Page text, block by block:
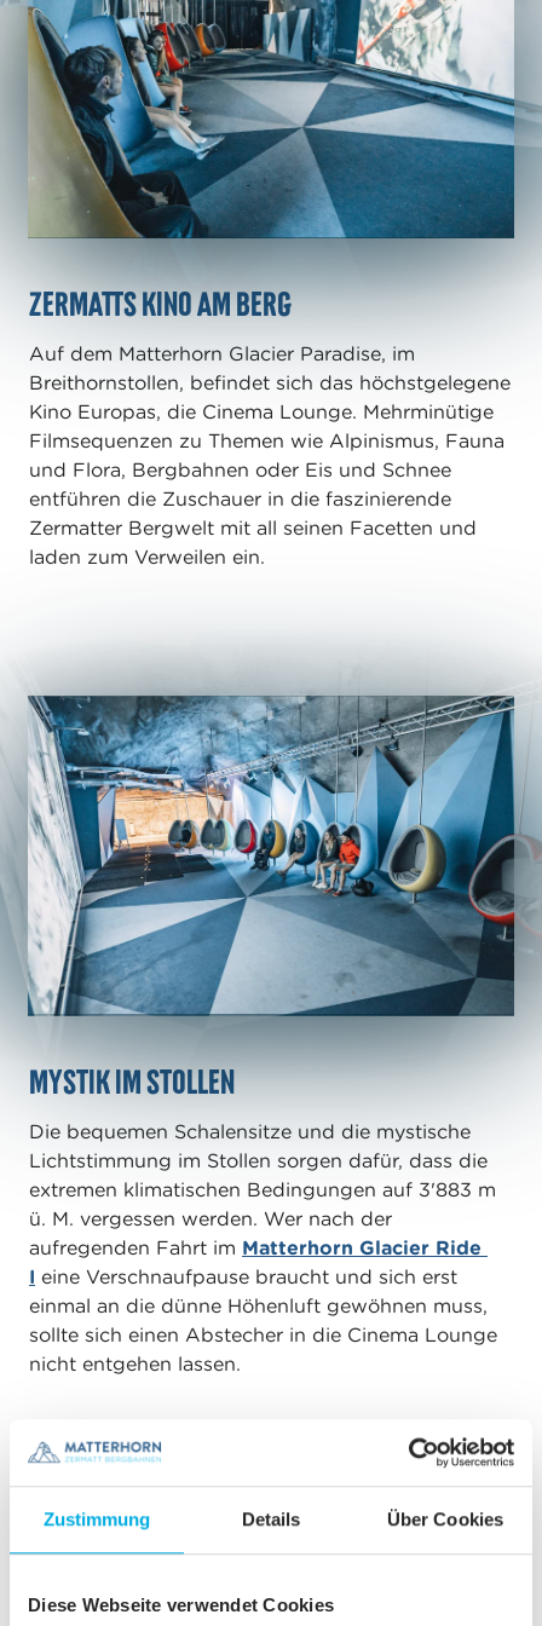
Zustimmung Details Über Cookies
Diese Webseite verwendet Cookies
Zermatts Kino am Berg
Auf dem Matterhorn Glacier Paradise, im
Breithornstollen, befindet sich das höchstgelegene
Kino Europas, die Cinema Lounge. Mehrminütige
Filmsequenzen zu Themen wie Alpinismus, Fauna
und Flora, Bergbahnen oder Eis und Schnee
entführen die Zuschauer in die faszinierende
Zermatter Bergwelt mit all seinen Facetten und
laden zum Verweilen ein.
Mystik im Stollen
Die bequemen Schalensitze und die mystische
Lichtstimmung im Stollen sorgen dafür, dass die
extremen klimatischen Bedingungen auf 3'883 m
ü. M. vergessen werden. Wer nach der
aufregenden Fahrt im Matterhorn Glacier Ride
I eine Verschnaufpause braucht und sich erst
einmal an die dünne Höhenluft gewöhnen muss,
sollte sich einen Abstecher in die Cinema Lounge
nicht entgehen lassen.
Ticket inbegriffen und eignet sich bestens als
Schlechtwetterprogramm oder zur Einstimmung
auf den Besuch der hochalpinen Erlebniswelt am
Matterhorn Glacier Paradise.
EINZELFAHRT MATTERHORN GLACIER